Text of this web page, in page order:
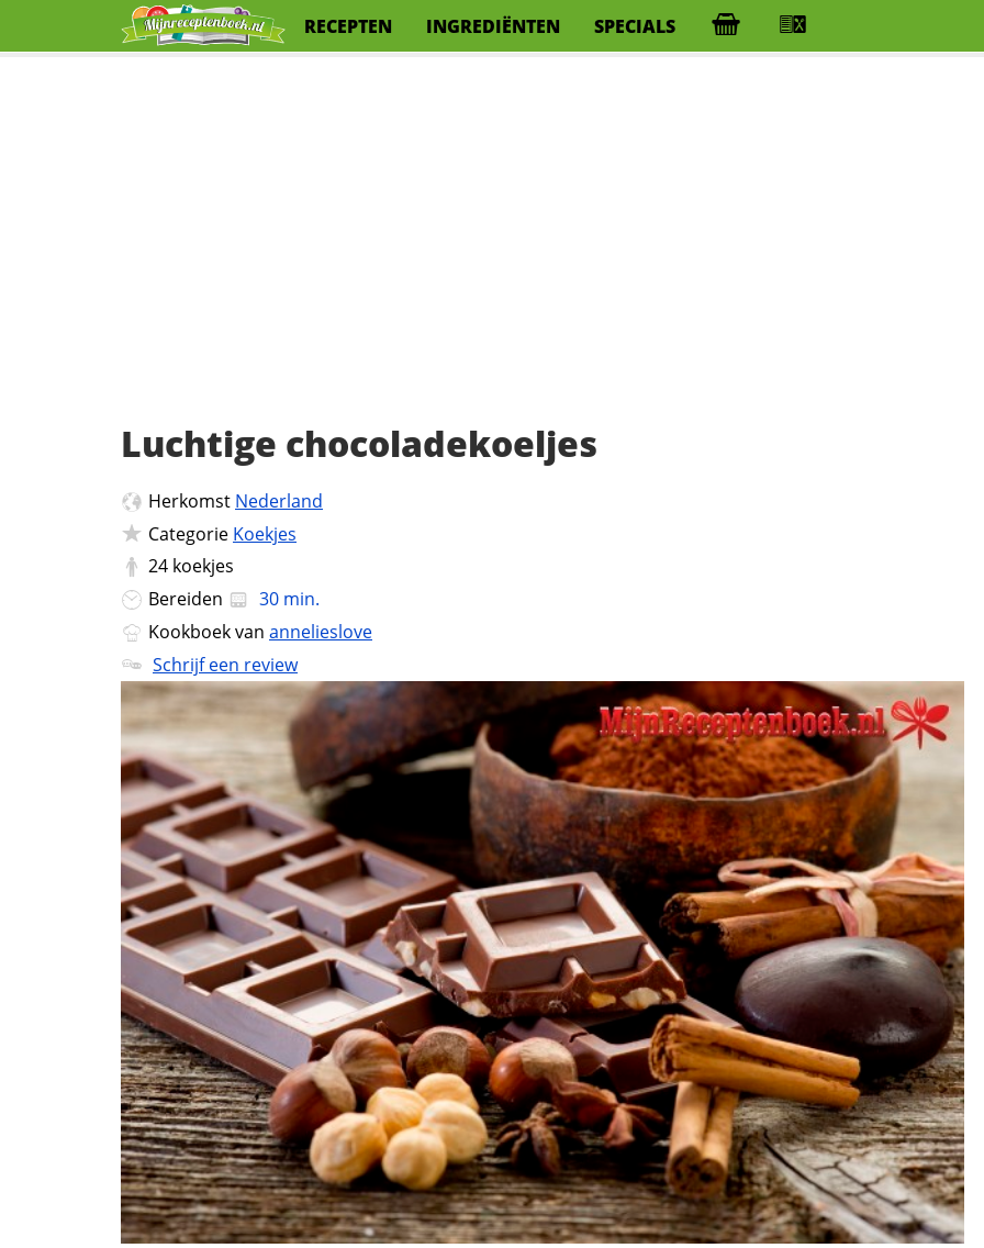
RECEPTEN INGREDIËNTEN SPECIALS
Luchtige chocoladekoeljes
Herkomst Nederland
Categorie Koekjes
24 koekjes
Bereiden
30 min.
Kookboek van annelieslove
Schrijf een review